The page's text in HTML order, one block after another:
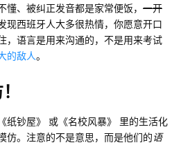
、被纠正发音都是家常便饭， 一开
现西班牙人大多很热情，你愿意开口
，语言是用来沟通的，不是用来考试
的敌人。
纸钞屋》 或《名校风暴》 里的生活化
仿。注意的不是意思，而是他们的语